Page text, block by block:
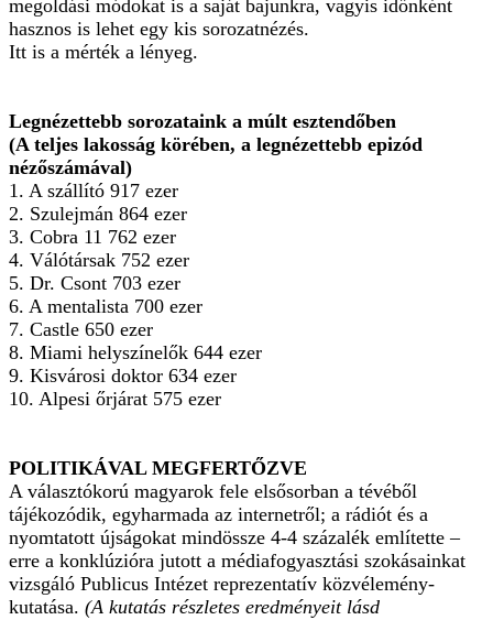
megoldási módokat is a saját bajunkra, vagyis időnként
hasznos is lehet egy kis sorozatnézés.
Itt is a mérték a lényeg.
Legnézettebb sorozataink a múlt esztendőben
(A teljes lakosság körében, a legnézettebb epizód
nézőszámával)
1. A szállító 917 ezer
2. Szulejmán 864 ezer
3. Cobra 11 762 ezer
4. Válótársak 752 ezer
5. Dr. Csont 703 ezer
6. A mentalista 700 ezer
7. Castle 650 ezer
8. Miami helyszínelők 644 ezer
9. Kisvárosi doktor 634 ezer
10. Alpesi őrjárat 575 ezer
POLITIKÁVAL MEGFERTŐZVE
A választókorú magyarok fele elsősorban a tévéből
tájékozódik, egyharmada az internetről; a rádiót és a
nyomtatott újságokat mindössze 4-4 százalék említette –
erre a konklúzióra jutott a médiafogyasztási szokásainkat
vizsgáló Publicus Intézet reprezentatív közvélemény-
kutatása. (A kutatás részletes eredményeit lásd